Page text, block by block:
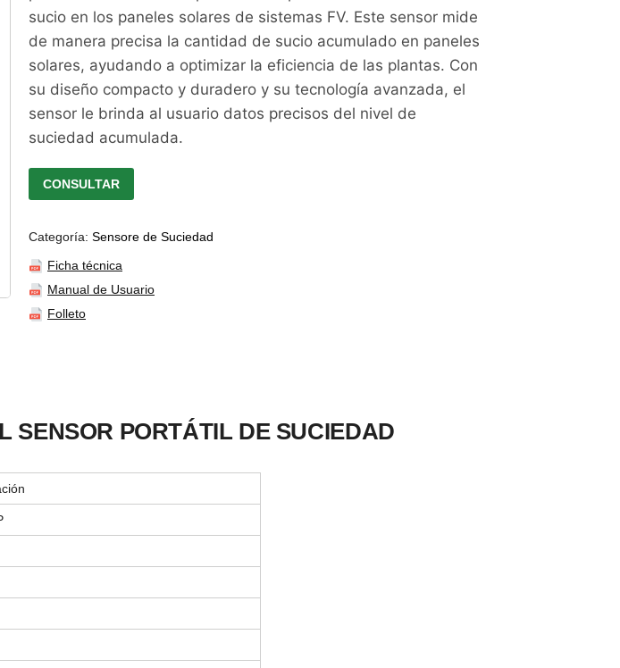
sucio en los paneles solares de sistemas FV. Este sensor mide
de manera precisa la cantidad de sucio acumulado en paneles
solares, ayudando a optimizar la eficiencia de las plantas. Con
su diseño compacto y duradero y su tecnología avanzada, el
sensor le brinda al usuario datos precisos del nivel de
suciedad acumulada.
CONSULTAR
Categoría: Sensore de Suciedad
Ficha técnica
Manual de Usuario
Folleto
SENSOR PORTÁTIL DE SUCIEDAD